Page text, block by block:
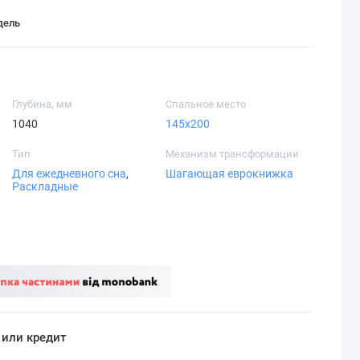
Глубина, мм
1040
Спальное место
145х200
Тип
Для ежедневного сна,
Раскладные
Механизм трансформации
Шагающая еврокнижка
кредит